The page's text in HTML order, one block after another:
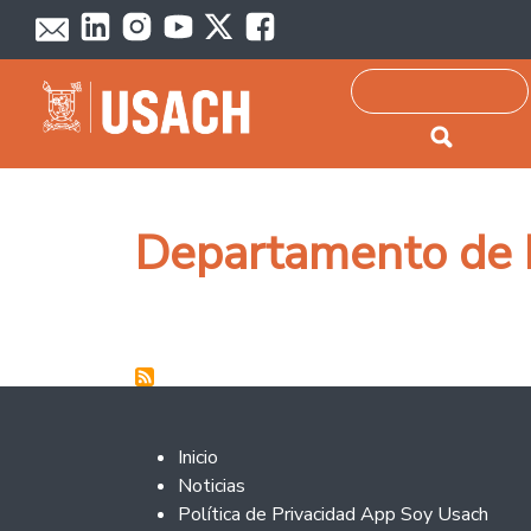
Passar para o conteúdo principal
Pesquisar
Departamento de
Footer 2
Inicio
Noticias
Política de Privacidad App Soy Usach